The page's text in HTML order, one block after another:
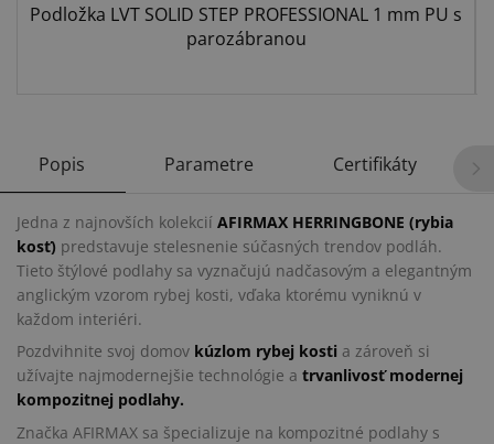
Podložka LVT SOLID STEP PROFESSIONAL 1 mm PU s
parozábranou
Popis Parametre Certifikáty
Jedna z najnovších kolekcií AFIRMAX HERRINGBONE (rybia
kosť) predstavuje stelesnenie súčasných trendov podláh.
Tieto štýlové podlahy sa vyznačujú nadčasovým a elegantným
anglickým vzorom rybej kosti, vďaka ktorému vyniknú v
každom interiéri.
Pozdvihnite svoj domov kúzlom rybej kosti a zároveň si
užívajte najmodernejšie technológie a trvanlivosť modernej
kompozitnej podlahy.
Značka AFIRMAX sa špecializuje na kompozitné podlahy s